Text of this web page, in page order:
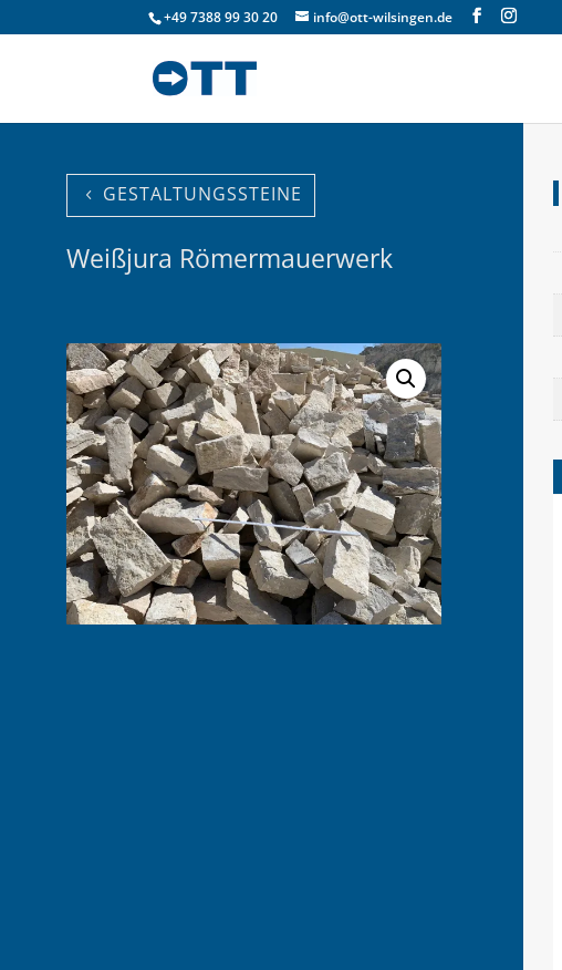
+49 7388 99 30 20 info@ott-wilsingen.de
GESTALTUNGSSTEINE
Weißjura Römermauerwerk